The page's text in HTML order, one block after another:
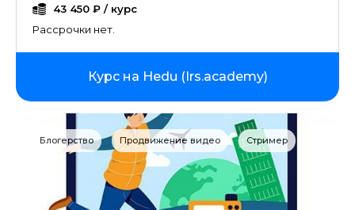
43 450 ₽ / курс
Рассрочки нет.
Курс на Hedu (Irs.academy)
Блогерство Продвижение видео Стример